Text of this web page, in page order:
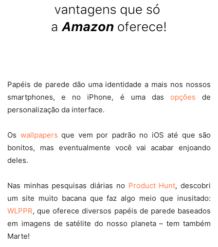
Papéis de parede dão uma identidade a mais nos nossos
smartphones, e no iPhone, é uma das opções de
personalização da interface.
Os wallpapers que vem por padrão no iOS até que são
bonitos, mas eventualmente você vai acabar enjoando
deles.
Nas minhas pesquisas diárias no Product Hunt, descobri
um site muito bacana que faz algo meio que inusitado:
WLPPR, que oferece diversos papéis de parede baseados
em imagens de satélite do nosso planeta – tem também
Marte!